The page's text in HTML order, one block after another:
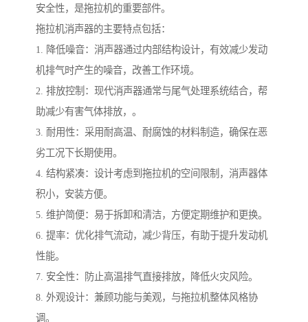
安全性，是拖拉机的重要部件。
拖拉机消声器的主要特点包括：
1. 降低噪音：消声器通过内部结构设计，有效减少发动
机排气时产生的噪音，改善工作环境。
2. 排放控制：现代消声器通常与尾气处理系统结合，帮
助减少有害气体排放，。
3. 耐用性：采用耐高温、耐腐蚀的材料制造，确保在恶
劣工况下长期使用。
4. 结构紧凑：设计考虑到拖拉机的空间限制，消声器体
积小，安装方便。
5. 维护简便：易于拆卸和清洁，方便定期维护和更换。
6. 提率：优化排气流动，减少背压，有助于提升发动机
性能。
7. 安全性：防止高温排气直接排放，降低火灾风险。
8. 外观设计：兼顾功能与美观，与拖拉机整体风格协
调。